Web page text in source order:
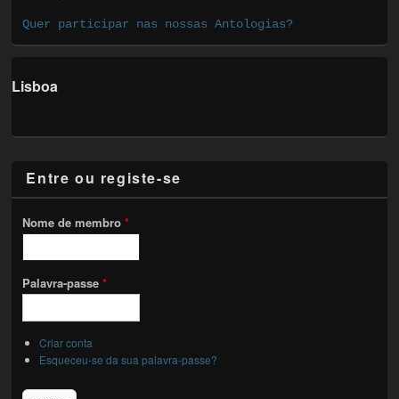
Quer participar nas nossas Antologias?
Lisboa
Entre ou registe-se
Nome de membro*
Palavra-passe*
Criar conta
Esqueceu-se da sua palavra-passe?